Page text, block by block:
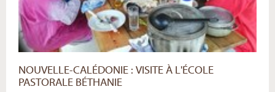
NOUVELLE-CALÉDONIE : VISITE À L'ÉCOLE
PASTORALE BÉTHANIE